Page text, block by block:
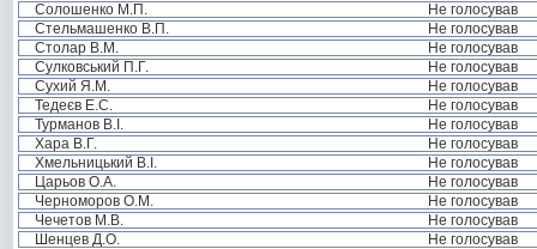
Солошенко М.П.
Не голосував
Стельмашенко В.П.
Не голосував
Столар В.М.
Не голосував
Сулковський П.Г.
Не голосував
Сухий Я.М.
Не голосував
Тедеєв Е.С.
Не голосував
Турманов В.І.
Не голосував
Хара В.Г.
Не голосував
Хмельницький В.І.
Не голосував
Царьов О.А.
Не голосував
Черноморов О.М.
Не голосував
Чечетов М.В.
Не голосував
Шенцев Д.О.
Не голосував